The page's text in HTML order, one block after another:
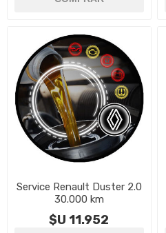
Service Renault Duster 2.0
30.000 km
$U 11.952